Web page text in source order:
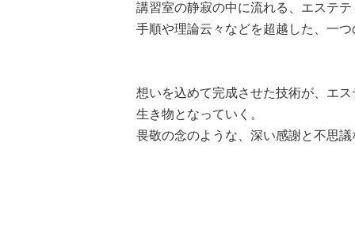
講習室の静寂の中に流れる、エステ
手順や理論云々などを超越した、一
想いを込めて完成させた技術が、エ
生き物となっていく。
畏敬の念のような、深い感謝と不思